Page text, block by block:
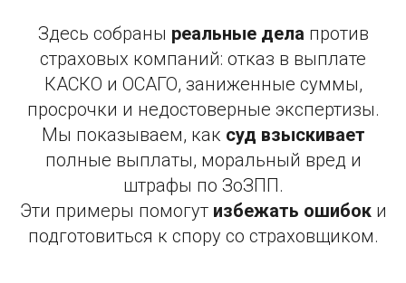
Здесь собраны реальные дела против
страховых компаний: отказ в выплате
КАСКО и ОСАГО, заниженные суммы,
просрочки и недостоверные экспертизы.
Мы показываем, как суд взыскивает
полные выплаты, моральный вред и
штрафы по ЗоЗПП.
Эти примеры помогут избежать ошибок и
подготовиться к спору со страховщиком.